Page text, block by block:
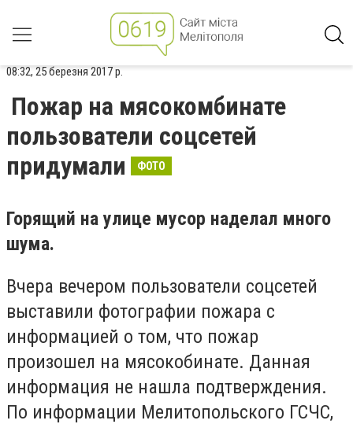
08:32, 25 березня 2017 р.
Пожар на мясокомбинате
пользователи соцсетей
придумали
ФОТО
Горящий на улице мусор наделал много
шума.
Вчера вечером пользователи соцсетей
выставили фотографии пожара с
информацией о том, что пожар
произошел на мясокобинате. Данная
информация не нашла подтверждения.
По информации Мелитопольского ГСЧС,